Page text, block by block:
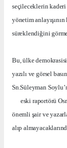
seçileceklerin
yönetim
süreklendiğini
Bu, ülke
yazılı ve görsel
Sn.Süleyman
eski raportörü
önemli şair ve
alıp